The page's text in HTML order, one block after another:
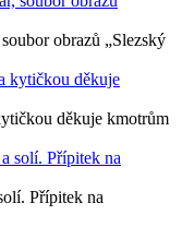
obrazů „Slezský
děkuje kmotrům
Přípitek na